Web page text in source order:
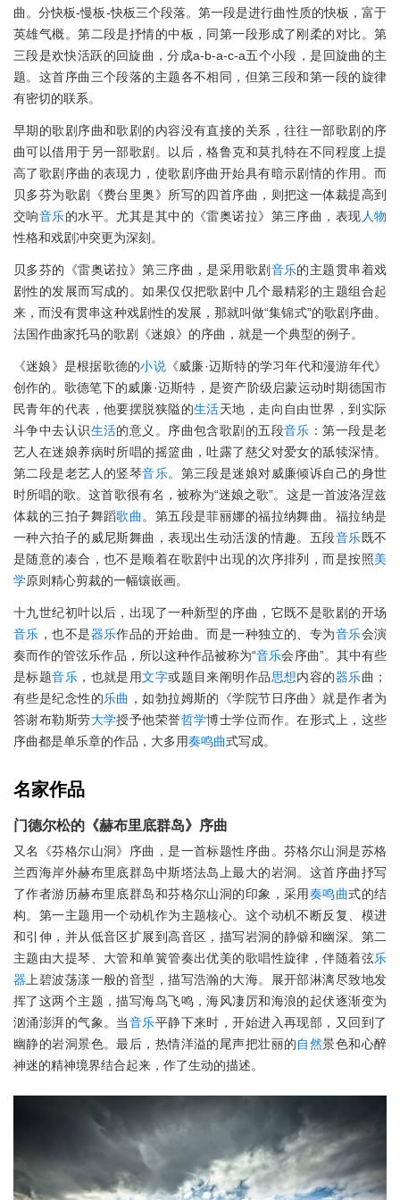
曲。分快板-慢板-快板三个段落。第一段是进行曲性质的快板，富于
英雄气概。第二段是抒情的中板，同第一段形成了刚柔的对比。第
三段是欢快活跃的回旋曲，分成a-b-a-c-a五个小段，是回旋曲的主
题。这首序曲三个段落的主题各不相同，但第三段和第一段的旋律
有密切的联系。
早期的歌剧序曲和歌剧的内容没有直接的关系，往往一部歌剧的序
曲可以借用于另一部歌剧。以后，格鲁克和莫扎特在不同程度上提
高了歌剧序曲的表现力，使歌剧序曲开始具有暗示剧情的作用。而
贝多芬为歌剧《费台里奥》所写的四首序曲，则把这一体裁提高到
交响音乐的水平。尤其是其中的《雷奥诺拉》第三序曲，表现 人物
性格和戏剧冲突更为深刻。
贝多芬的《雷奥诺拉》第三序曲，是采用歌剧 音乐的主题贯串着戏
剧性的发展而写成的。如果仅仅把歌剧中几个最精彩的主题组合起
来，而没有贯串这种戏剧性的发展，那就叫做“集锦式”的歌剧序曲。
法国作曲家托马的歌剧《迷娘》的序曲，就是一个典型的例子。
《迷娘》是根据歌德的小说《威廉·迈斯特的学习年代和漫游年代》
创作的。歌德笔下的威廉·迈斯特，是资产阶级启蒙运动时期德国市
民青年的代表，他要摆脱狭隘的生活天地，走向自由世界，到实际
斗争中去认识生活的意义。序曲包含歌剧的五段音乐 ：第一段是老
艺人在迷娘养病时所唱的摇篮曲，吐露了慈父对爱女的舐犊深情。
第二段是老艺人的竖琴音乐。第三段是迷娘对威廉倾诉自己的身世
时所唱的歌。这首歌很有名，被称为“迷娘之歌”。这是一首波洛涅兹
体裁的三拍子舞蹈歌曲 。第五段是菲丽娜的福拉纳舞曲。福拉纳是
一种六拍子的威尼斯舞曲，表现出生动活泼的情趣。五段音乐既不
是随意的凑合，也不是顺着在歌剧中出现的次序排列，而是按照美
学原则精心剪裁的一幅镶嵌画。
十九世纪初叶以后，出现了一种新型的序曲，它既不是歌剧的开场
音乐 ，也不是器乐作品的开始曲。而是一种独立的、专为音乐会演
奏而作的管弦乐作品，所以这种作品被称为“音乐会序曲”。其中有些
是标题音乐 ，也就是用文字或题目来阐明作品思想内容的器乐曲；
有些是纪念性的乐曲 ，如勃拉姆斯的《学院节日序曲》就是作者为
答谢布勒斯劳大学授予他荣誉哲学博士学位而作。在形式上，这些
序曲都是单乐章的作品，大多用奏鸣曲式写成。
名家作品
门德尔松的《赫布里底群岛》序曲
又名《芬格尔山洞》序曲，是一首标题性序曲。芬格尔山洞是苏格
兰西海岸外赫布里底群岛中斯塔法岛上最大的岩洞。这首序曲抒写
了作者游历赫布里底群岛和芬格尔山洞的印象，采用奏鸣曲式的结
构。第一主题用一个动机作为主题核心。这个动机不断反复、模进
和引伸，并从低音区扩展到高音区，描写岩洞的静僻和幽深。第二
主题由大提琴、大管和单簧管奏出优美的歌唱性旋律，伴随着弦乐
器 上碧波荡漾一般的音型，描写浩瀚的大海。展开部淋漓尽致地发
挥了这两个主题，描写海鸟飞鸣，海风凄厉和海浪的起伏逐渐变为
汹涌澎湃的气象。当音乐平静下来时，开始进入再现部，又回到了
幽静的岩洞景色。最后，热情洋溢的尾声把壮丽的自然景色和心醉
神迷的精神境界结合起来，作了生动的描述。